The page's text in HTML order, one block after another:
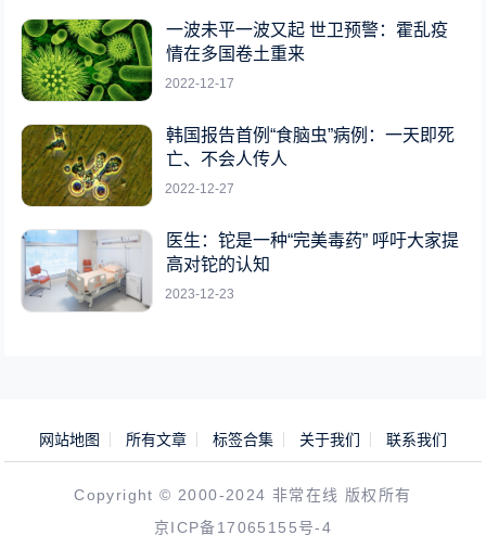
一波未平一波又起 世卫预警：霍乱疫
情在多国卷土重来
2022-12-17
韩国报告首例“食脑虫”病例：一天即死
亡、不会人传人
2022-12-27
医生：铊是一种“完美毒药” 呼吁大家提
高对铊的认知
2023-12-23
网站地图 所有文章 标签合集 关于我们 联系我们
Copyright © 2000-2024 非常在线 版权所有
京ICP备17065155号-4